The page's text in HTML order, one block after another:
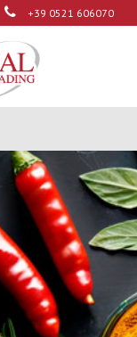
+39 0521 606070